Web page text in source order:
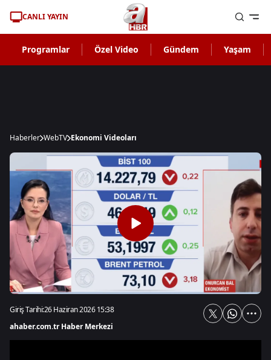
CANLI YAYIN
Programlar Özel Video Gündem Yaşam
Haberler WebTV Ekonomi Videoları
Giriş Tarihi:26 Haziran 2026 15:38
ahaber.com.tr Haber Merkezi